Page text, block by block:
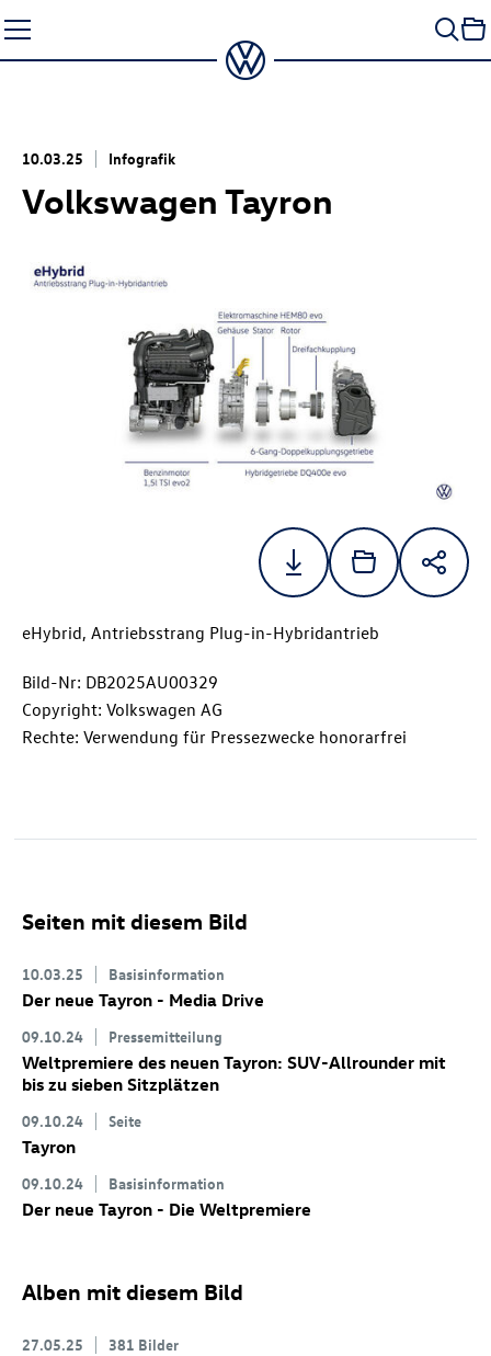
Seiteninhalt
springen
10.03.25 Infografik
Volkswagen Tayron
eHybrid, Antriebsstrang Plug-in-Hybridantrieb
Bild-Nr: DB2025AU00329
Copyright: Volkswagen AG
Rechte: Verwendung für Pressezwecke honorarfrei
Seiten mit diesem Bild
10.03.25 Basisinformation
Der neue Tayron - Media Drive
09.10.24 Pressemitteilung
Weltpremiere des neuen Tayron: SUV-Allrounder mit
bis zu sieben Sitzplätzen
09.10.24 Seite
Tayron
09.10.24 Basisinformation
Der neue Tayron - Die Weltpremiere
Alben mit diesem Bild
27.05.25 381 Bilder